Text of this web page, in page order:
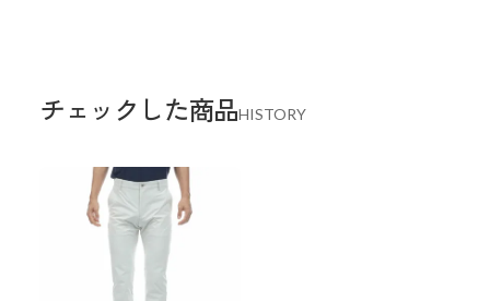
チェックした商品HISTORY